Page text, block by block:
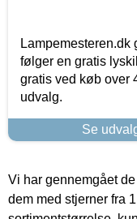
Lampemesteren.dk
følger en gratis
gratis ved køb over
udvalg.
Se
Vi har gennemgået
dem med stjerner fra